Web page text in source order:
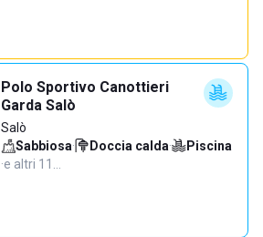
Polo Sportivo Canottieri
Garda Salò
Salò
Sabbiosa· Doccia calda·
Piscina
·e altri 11…